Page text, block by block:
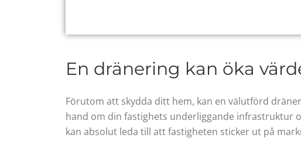
En dränering kan öka
Förutom att skydda ditt hem, kan en välutförd
hand om din fastighets underliggande infrastruktur
kan absolut leda till att fastigheten sticker ut på